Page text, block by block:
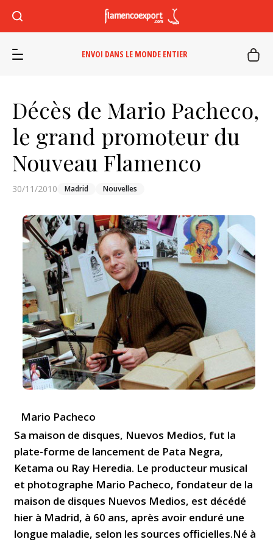
ENVOI DANS LE MONDE ENTIER
Décès de Mario Pacheco,
le grand promoteur du
Nouveau Flamenco
30/11/2010 Madrid Nouvelles
Mario Pacheco
Sa maison de disques, Nuevos Medios, fut la
plate-forme de lancement de Pata Negra,
Ketama ou Ray Heredia. Le producteur musical
et photographe Mario Pacheco, fondateur de la
maison de disques Nuevos Medios, est décédé
hier à Madrid, à 60 ans, après avoir enduré une
longue maladie, selon les sources officielles.Né à